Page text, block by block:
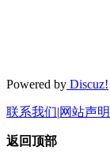
Powered by Discuz!
联系我们|网站声明
返回顶部